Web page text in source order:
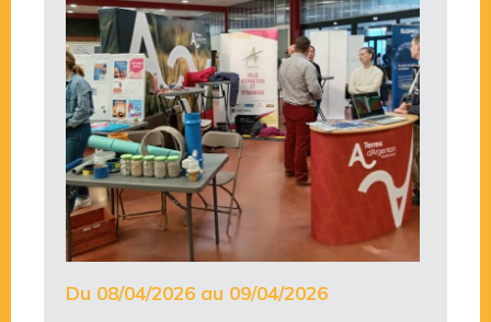
Du 08/04/2026 au 09/04/2026